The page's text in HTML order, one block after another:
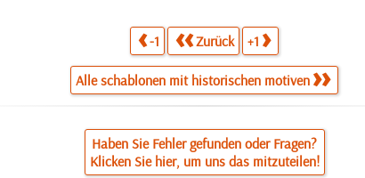
-1 Zurück +1
Alle schablonen mit historischen motiven
Haben Sie Fehler gefunden oder Fragen?
Klicken Sie hier, um uns das mitzuteilen!